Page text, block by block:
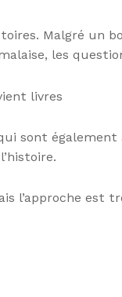
Malgré un
les
livres
sont
l’approche